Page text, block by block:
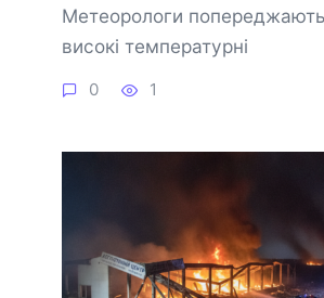
Метеорологи
високі температурні
0 1